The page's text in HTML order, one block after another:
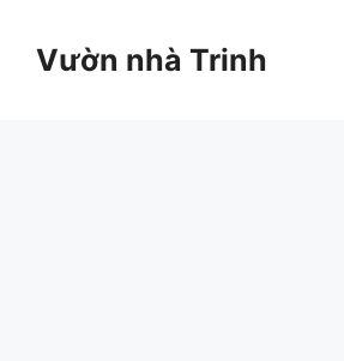
Vườn nhà Trinh